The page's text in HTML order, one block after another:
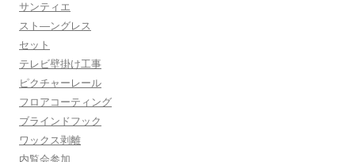
サンティエ
スト―ングレス
セット
テレビ壁掛け工事
ピクチャーレール
フロアコーティング
ブラインドフック
ワックス剥離
内覧会参加